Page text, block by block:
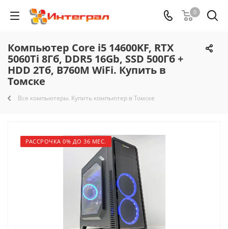
0
Компьютер Core i5 14600KF, RTX
5060Ti 8Гб, DDR5 16Gb, SSD 500Гб +
HDD 2Тб, B760M WiFi. Купить в
Томске
Все компьютеры. Купить компьютер в Томске
РАССРОЧКА 0% ДО 36 МЕС.